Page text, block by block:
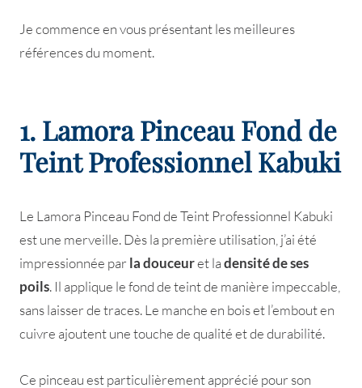
Je commence en vous présentant les meilleures
références du moment.
1. Lamora Pinceau Fond de
Teint Professionnel Kabuki
Le Lamora Pinceau Fond de Teint Professionnel Kabuki
est une merveille. Dès la première utilisation, j’ai été
impressionnée parla douceuret ladensité de ses
poils. Il applique le fond de teint de manière impeccable,
sans laisser de traces. Le manche en bois et l’embout en
cuivre ajoutent une touche de qualité et de durabilité.
Ce pinceau est particulièrement apprécié pour son